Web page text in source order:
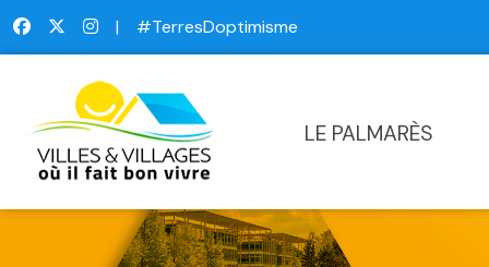
| #TerresDoptimisme
LE PALMARÈS